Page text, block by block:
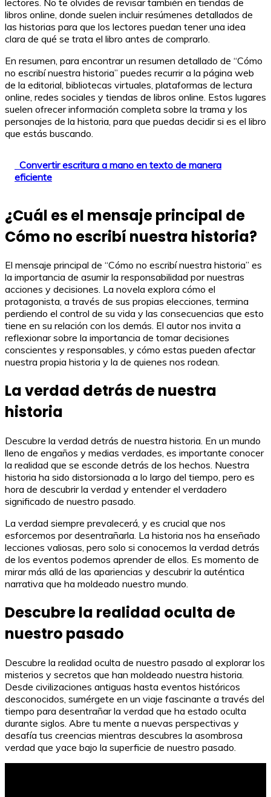
libros online, donde suelen incluir resúmenes detallados de
las historias para que los lectores puedan tener una idea
clara de qué se trata el libro antes de comprarlo.
En resumen, para encontrar un resumen detallado de “Cómo
no escribí nuestra historia” puedes recurrir a la página web
de la editorial, bibliotecas virtuales, plataformas de lectura
online, redes sociales y tiendas de libros online. Estos lugares
suelen ofrecer información completa sobre la trama y los
personajes de la historia, para que puedas decidir si es el libro
que estás buscando.
Convertir escritura a mano en texto de manera
eficiente
¿Cuál es el mensaje principal de
Cómo no escribí nuestra historia?
El mensaje principal de “Cómo no escribí nuestra historia” es
la importancia de asumir la responsabilidad por nuestras
acciones y decisiones. La novela explora cómo el
protagonista, a través de sus propias elecciones, termina
perdiendo el control de su vida y las consecuencias que esto
tiene en su relación con los demás. El autor nos invita a
reflexionar sobre la importancia de tomar decisiones
conscientes y responsables, y cómo estas pueden afectar
nuestra propia historia y la de quienes nos rodean.
La verdad detrás de nuestra
historia
Descubre la verdad detrás de nuestra historia. En un mundo
lleno de engaños y medias verdades, es importante conocer
la realidad que se esconde detrás de los hechos. Nuestra
historia ha sido distorsionada a lo largo del tiempo, pero es
hora de descubrir la verdad y entender el verdadero
significado de nuestro pasado.
La verdad siempre prevalecerá, y es crucial que nos
esforcemos por desentrañarla. La historia nos ha enseñado
lecciones valiosas, pero solo si conocemos la verdad detrás
de los eventos podemos aprender de ellos. Es momento de
mirar más allá de las apariencias y descubrir la auténtica
narrativa que ha moldeado nuestro mundo.
Descubre la realidad oculta de
nuestro pasado
Descubre la realidad oculta de nuestro pasado al explorar los
misterios y secretos que han moldeado nuestra historia.
Desde civilizaciones antiguas hasta eventos históricos
desconocidos, sumérgete en un viaje fascinante a través del
tiempo para desentrañar la verdad que ha estado oculta
durante siglos. Abre tu mente a nuevas perspectivas y
desafía tus creencias mientras descubres la asombrosa
verdad que yace bajo la superficie de nuestro pasado.